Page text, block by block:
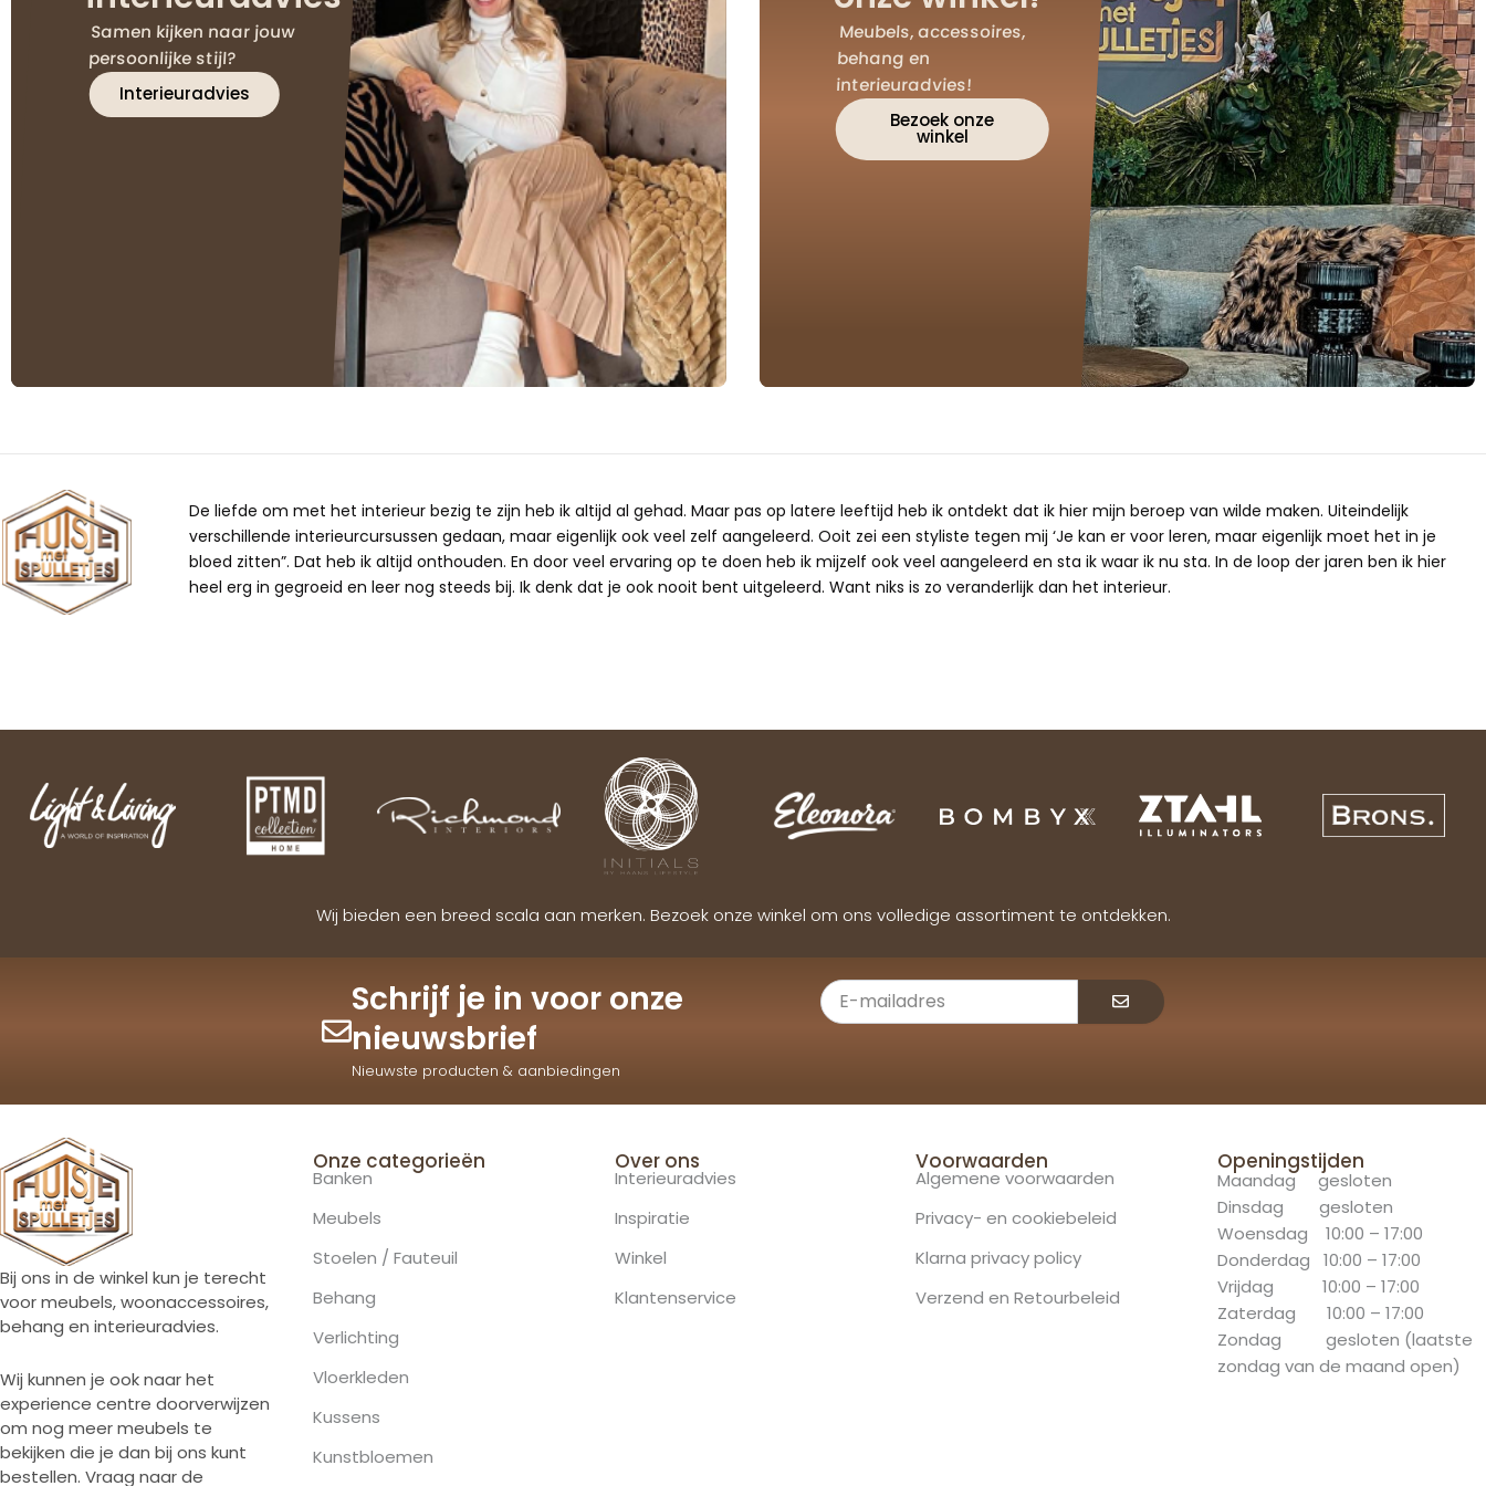
Samen kijken naar jouw
persoonlijke stijl?
Interieuradvies
Meubels, accessoires,
behang en
interieuradvies!
Bezoek onze
winkel
De liefde om met het interieur bezig te zijn heb ik altijd al gehad. Maar pas op latere leeftijd heb ik ontdekt dat ik hier mijn beroep van wilde maken. Uiteindelijk
verschillende interieurcursussen gedaan, maar eigenlijk ook veel zelf aangeleerd. Ooit zei een styliste tegen mij ‘Je kan er voor leren, maar eigenlijk moet het in je
bloed zitten”. Dat heb ik altijd onthouden. En door veel ervaring op te doen heb ik mijzelf ook veel aangeleerd en sta ik waar ik nu sta. In de loop der jaren ben ik hier
heel erg in gegroeid en leer nog steeds bij. Ik denk dat je ook nooit bent uitgeleerd. Want niks is zo veranderlijk dan het interieur.
Wij bieden een breed scala aan merken. Bezoek onze winkel om ons volledige assortiment te ontdekken.
Schrijf je in voor onze
nieuwsbrief
Nieuwste producten & aanbiedingen
Verzenden
Bij ons in de winkel kun je terecht
voor meubels, woonaccessoires,
behang en interieuradvies.
Wij kunnen je ook naar het
experience centre doorverwijzen
om nog meer meubels te
bekijken die je dan bij ons kunt
bestellen. Vraag naar de
Onze categorieën
Banken
Meubels
Stoelen / Fauteuil
Behang
Verlichting
Vloerkleden
Kussens
Kunstbloemen
Over ons
Interieuradvies
Inspiratie
Winkel
Klantenservice
Voorwaarden
Algemene voorwaarden
Privacy- en cookiebeleid
Klarna privacy policy
Verzend en Retourbeleid
Openingstijden
Maandag gesloten
Dinsdag gesloten
Woensdag 10:00 – 17:00
Donderdag 10:00 – 17:00
Vrijdag 10:00 – 17:00
Zaterdag 10:00 – 17:00
Zondag gesloten (laatste
zondag van de maand open)